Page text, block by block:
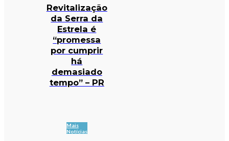
Revitalização
da Serra da
Estrela é
“promessa
por cumprir
há
demasiado
tempo” – PR
Mais
Notícias